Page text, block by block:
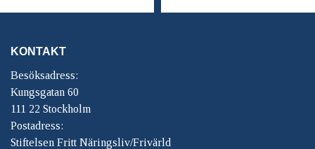
KONTAKT
Besöksadress:
Kungsgatan 60
111 22 Stockholm
Postadress:
Stiftelsen Fritt Näringsliv/Frivärld